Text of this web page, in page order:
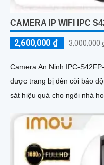
CAMERA IP WIFI IPC
2,600,000 ₫ 3,000,000
Camera An Ninh IPC-
được trang bị đèn còi báo